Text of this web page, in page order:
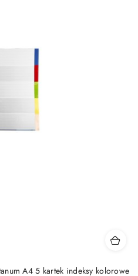
A4 5 kartek indeksy kolorowe